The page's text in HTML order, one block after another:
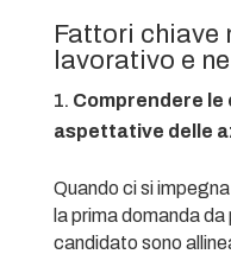
Fattori chiave
lavorativo e
Comprendere le
aspettative delle
Quando ci si
la prima domanda
candidato sono